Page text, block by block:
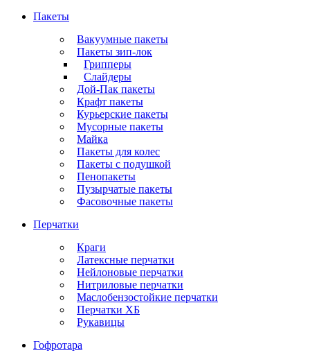
Пакеты
Вакуумные пакеты
Пакеты зип-лок
Грипперы
Слайдеры
Дой-Пак пакеты
Крафт пакеты
Курьерские пакеты
Мусорные пакеты
Майка
Пакеты для колес
Пакеты с подушкой
Пенопакеты
Пузырчатые пакеты
Фасовочные пакеты
Перчатки
Краги
Латексные перчатки
Нейлоновые перчатки
Нитриловые перчатки
Маслобензостойкие перчатки
Перчатки ХБ
Рукавицы
Гофротара